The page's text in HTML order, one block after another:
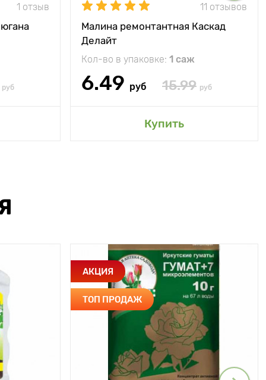
1 отзыв
руб
11 отзывов
Малина ремонтантная Каскад
Делайт
Кол-во в упаковке: 1 саж
6.49 руб 15.99 руб
Купить
АКЦИЯ
ТОП ПРОДАЖ